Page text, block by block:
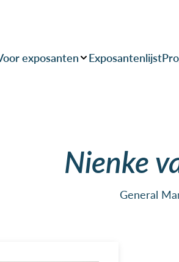
exposanten Exposantenlijst
Nienke
General